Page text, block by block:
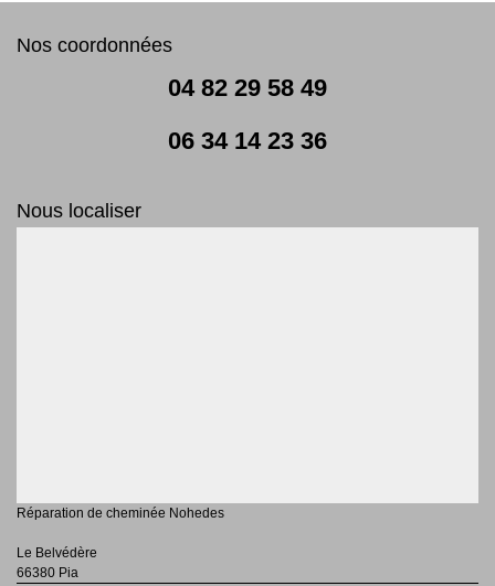
Nos coordonnées
04 82 29 58 49
06 34 14 23 36
Nous localiser
Réparation de cheminée Nohedes
Le Belvédère
66380 Pia